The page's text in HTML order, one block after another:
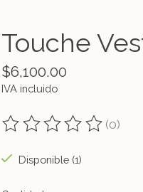
Touche
$6,100.00
IVA incluido
The rating of this (0)
Disponible (1)